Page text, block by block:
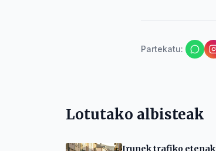
Partekatu:
Lotutako albisteak
Irunek trafiko etenak